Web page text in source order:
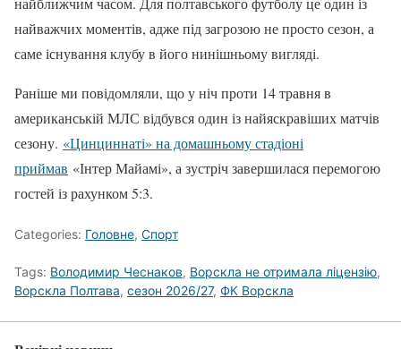
найважчих моментів, адже під загрозою не просто сезон, а
саме існування клубу в його нинішньому вигляді.
Раніше ми повідомляли, що у ніч проти 14 травня в
американській МЛС відбувся один із найяскравіших матчів
сезону. «Цинциннаті» на домашньому стадіоні
приймав «Інтер Майамі», а зустріч завершилася перемогою
гостей із рахунком 5:3.
Categories: Головне, Спорт
Tags: Володимир Чеснаков, Ворскла не отримала ліцензію,
Ворскла Полтава, сезон 2026/27, ФК Ворскла